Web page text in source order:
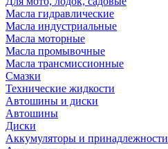
Масла гидравлические
Масла индустриальные
Масла моторные
Масла промывочные
Масла трансмиссионные
Смазки
Технические жидкости
Автошины и диски
Автошины
Диски
Аккумуляторы и принадлежности